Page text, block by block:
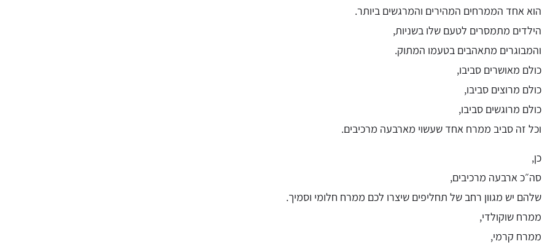
הוא אחד הממרחים המהירים והמרגשים ביותר.
הילדים מתמסרים לטעם שלו בשניות,
והמבוגרים מתאהבים בטעמו המתוק.
כולם מאושרים סביבו,
כולם מרוצים סביבו,
כולם מרוגשים סביבו,
וכל זה סביב ממרח אחד שעשוי מארבעה מרכיבים.
כן,
סה״כ ארבעה מרכיבים,
שלהם יש מגוון רחב של תחליפים שיצרו לכם ממרח חלומי וסמיך.
ממרח שוקולדי,
ממרח קרמי,